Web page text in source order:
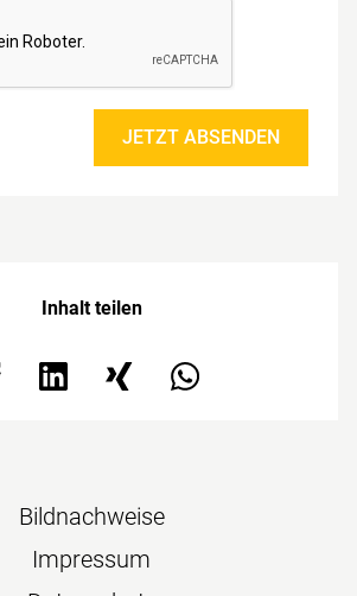
JETZT ABSENDEN
Inhalt teilen
Navigation
überspringen
Bildnachweise
Impressum